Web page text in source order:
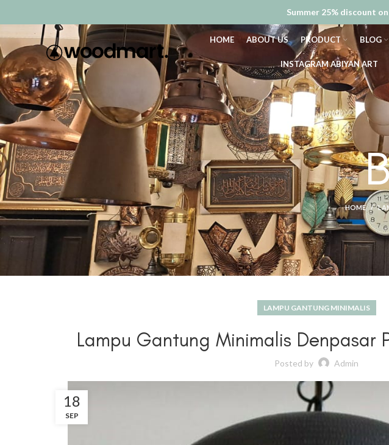
HOME ABOUT US PRODUCT BLOG
INSTAGRAM ABIYAN ART
HOME
LAMPU GANTUNG MINIMALIS
Lampu Gantung Minimalis Denpasar
Posted by Admin
18
SEP
Summer 25% discount